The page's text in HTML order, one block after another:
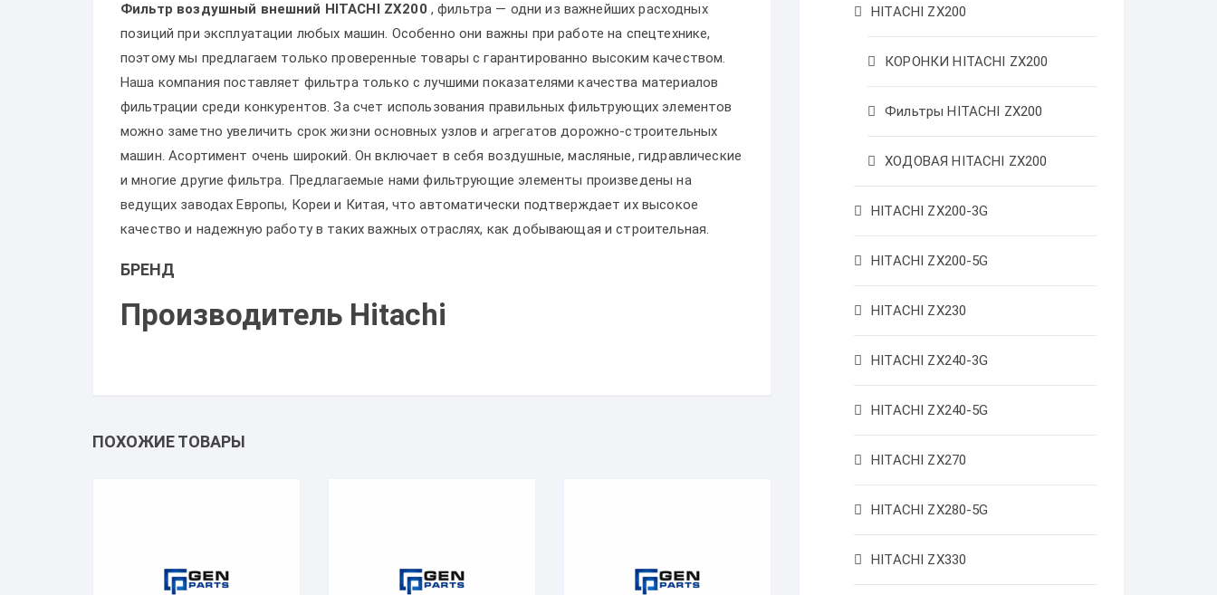
Фильтр воздушный внешний HITACHI ZX200 , фильтра — одни из важнейших расходных
позиций при эксплуатации любых машин. Особенно они важны при работе на спецтехнике,
поэтому мы предлагаем только проверенные товары с гарантированно высоким качеством.
Наша компания поставляет фильтра только с лучшими показателями качества материалов
фильтрации среди конкурентов. За счет использования правильных фильтрующих элементов
можно заметно увеличить срок жизни основных узлов и агрегатов дорожно-строительных
машин. Асортимент очень широкий. Он включает в себя воздушные, масляные, гидравлические
и многие другие фильтра. Предлагаемые нами фильтрующие элементы произведены на
ведущих заводах Европы, Кореи и Китая, что автоматически подтверждает их высокое
качество и надежную работу в таких важных отраслях, как добывающая и строительная.
БРЕНД
Производитель Hitachi
ПОХОЖИЕ ТОВАРЫ
HITACHI ZX200
КОРОНКИ HITACHI ZX200
Фильтры HITACHI ZX200
ХОДОВАЯ HITACHI ZX200
HITACHI ZX200-3G
HITACHI ZX200-5G
HITACHI ZX230
HITACHI ZX240-3G
HITACHI ZX240-5G
HITACHI ZX270
HITACHI ZX280-5G
HITACHI ZX330